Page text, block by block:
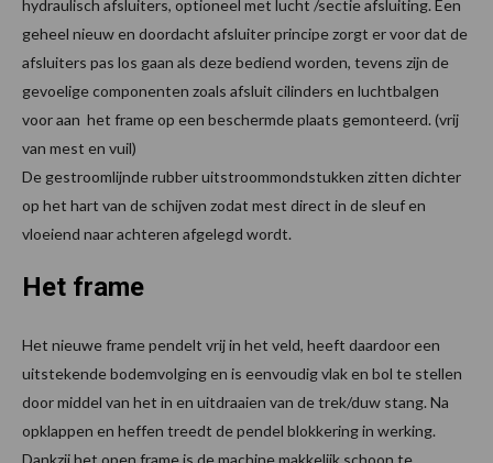
hydraulisch afsluiters, optioneel met lucht /sectie afsluiting. Een
geheel nieuw en doordacht afsluiter principe zorgt er voor dat de
afsluiters pas los gaan als deze bediend worden, tevens zijn de
gevoelige componenten zoals afsluit cilinders en luchtbalgen
voor aan het frame op een beschermde plaats gemonteerd. (vrij
van mest en vuil)
De gestroomlijnde rubber uitstroommondstukken zitten dichter
op het hart van de schijven zodat mest direct in de sleuf en
vloeiend naar achteren afgelegd wordt.
Het frame
Het nieuwe frame pendelt vrij in het veld, heeft daardoor een
uitstekende bodemvolging en is eenvoudig vlak en bol te stellen
door middel van het in en uitdraaien van de trek/duw stang. Na
opklappen en heffen treedt de pendel blokkering in werking.
Dankzij het open frame is de machine makkelijk schoon te